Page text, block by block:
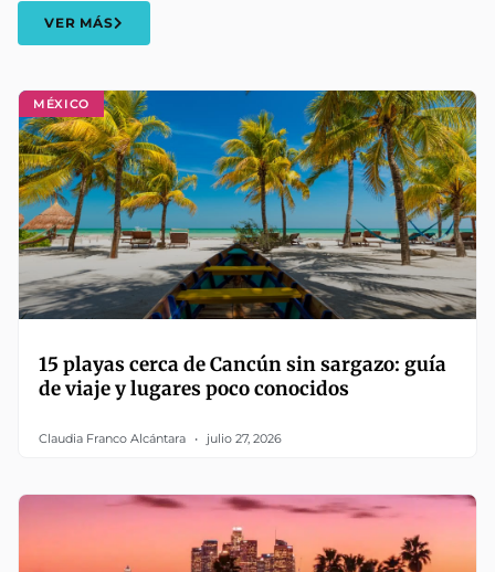
MÉXICO
15 playas cerca de Cancún sin sargazo: guía
de viaje y lugares poco conocidos
Claudia Franco Alcántara julio 27, 2026
VER MÁS